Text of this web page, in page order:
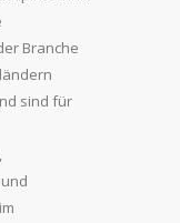
Branche
sind für